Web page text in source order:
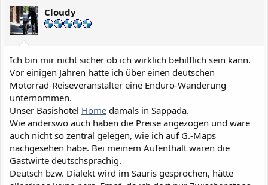
i
o
n
e
n
Cloudy
Ich bin mir nicht sicher ob ich wirklich behilflich sein kann.
Vor einigen Jahren hatte ich über einen deutschen
Motorrad-Reiseveranstalter eine Enduro-Wanderung
unternommen.
Unser Basishotel Home damals in Sappada.
Wie anderswo auch haben die Preise angezogen und wäre
auch nicht so zentral gelegen, wie ich auf G.-Maps
nachgesehen habe. Bei meinem Aufenthalt waren die
Gastwirte deutschsprachig.
Deutsch bzw. Dialekt wird im Sauris gesprochen, hätte